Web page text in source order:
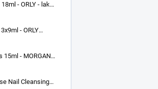
- ORLY - lak
- ORLY
- sada
15ml - MORGAN
na nehty
Nail Cleansing